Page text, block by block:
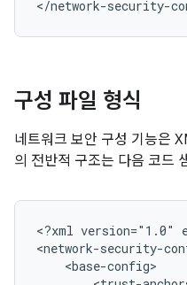
</network-security-
구성 파일 형식
네트워크 보안 구성 기능은
의 전반적 구조는 다음 코드
<?xml version="1.0"